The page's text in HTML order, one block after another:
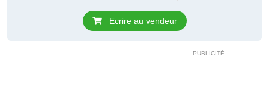
Ecrire au vendeur